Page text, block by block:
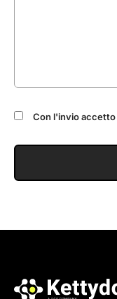
Con l'invio accetto